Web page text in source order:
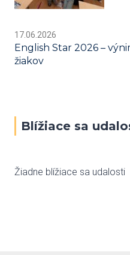
17.06.2026
English Star 2026 –
žiakov
Blížiace sa
Žiadne blížiace sa udalosti